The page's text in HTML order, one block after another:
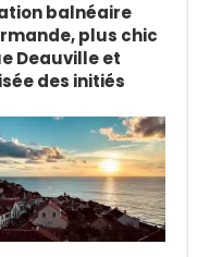
balnéaire
plus chic
Deauville et
des initiés